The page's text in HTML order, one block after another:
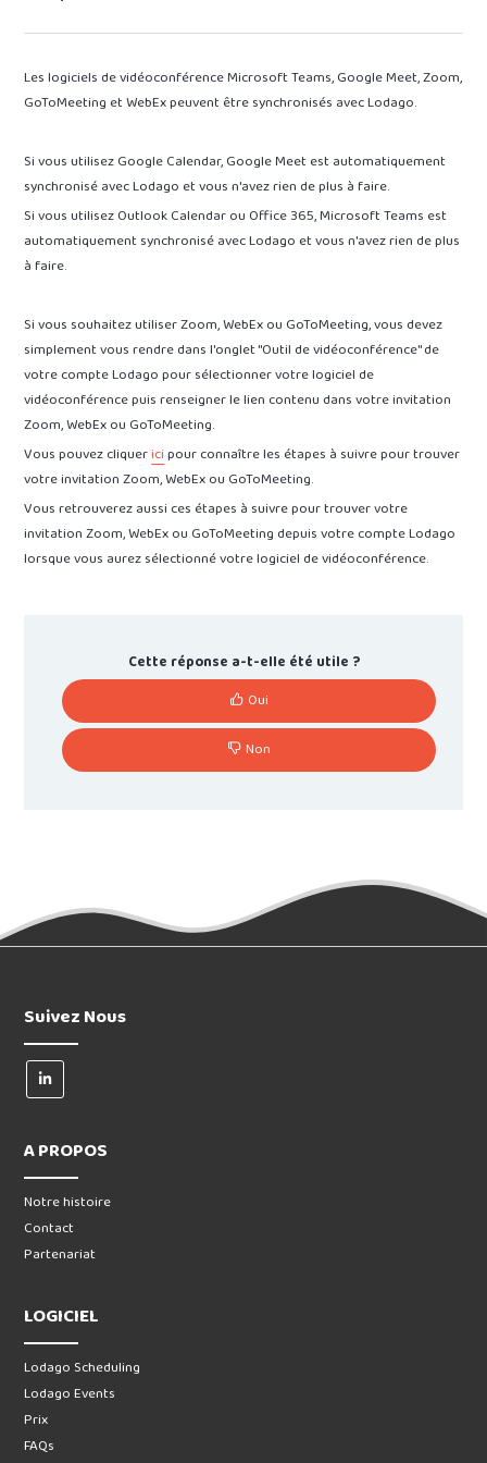
Les logiciels de vidéoconférence Microsoft Teams, Google Meet, Zoom,
GoToMeeting et WebEx peuvent être synchronisés avec Lodago.
Si vous utilisez Google Calendar, Google Meet est automatiquement
synchronisé avec Lodago et vous n'avez rien de plus à faire.
Si vous utilisez Outlook Calendar ou Office 365, Microsoft Teams est
automatiquement synchronisé avec Lodago et vous n'avez rien de plus
à faire.
Si vous souhaitez utiliser Zoom, WebEx ou GoToMeeting, vous devez
simplement vous rendre dans l'onglet "Outil de vidéoconférence" de
votre compte Lodago pour sélectionner votre logiciel de
vidéoconférence puis renseigner le lien contenu dans votre invitation
Zoom, WebEx ou GoToMeeting.
Vous pouvez cliquericipour connaître les étapes à suivre pour trouver
votre invitation Zoom, WebEx ou GoToMeeting.
Vous retrouverez aussi ces étapes à suivre pour trouver votre
invitation Zoom, WebEx ou GoToMeeting depuis votre compte Lodago
lorsque vous aurez sélectionné votre logiciel de vidéoconférence.
Cette réponse a-t-elle été utile ?
Oui
Non
Suivez Nous
A PROPOS
Notre histoire
Contact
Partenariat
LOGICIEL
Lodago Scheduling
Lodago Events
Prix
FAQs